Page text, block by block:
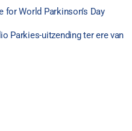
World Parkinson’s Day
Parkies-uitzending ter ere van